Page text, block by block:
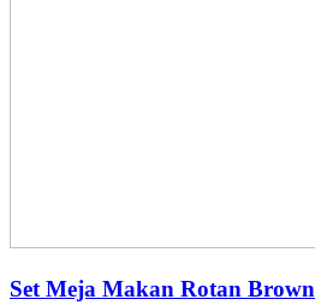
Set Meja Makan Rotan Brown